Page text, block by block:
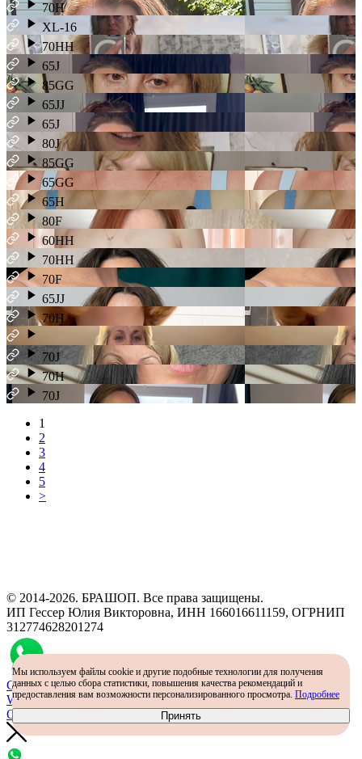
70H
XL-16
70HH
65J
85GG
65JJ
65J
80J
85GG
65GG
65H
80F
60HH
70HH
70F
65JJ
70H
70J
70H
70J
1
2
3
4
5
>
© 2014-2026. БРАШОП. Все права защищены.
ИП Гессер Юлия Викторовна, ИНН 166016611159, ОГРНИП
312774628201274
Самый простой способ определить размер - консультация в
WhatsApp
Определить размер
Мы используем файлы cookie и другие подобные технологии для получения
данных с целью сбора статистики, повышения качества рекомендаций и
предоставления вам возможности персонализированного просмотра. Подробнее
Принять